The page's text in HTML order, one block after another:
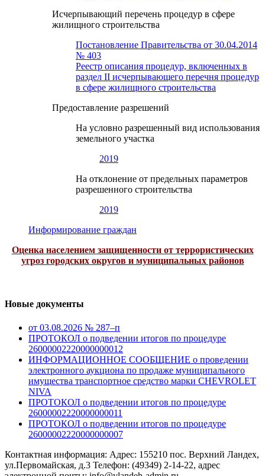
Исчерпывающий перечень процедур в сфере
жилищного строительства
Постановление Правительства от 30.04.2014
№ 403
Реестр описания процедур, включенных в
раздел II исчерпывающего перечня процедур
в сфере жилищного строительства
Предоставление разрешений
На условно разрешенный вид использования
земельного участка
2019
На отклонение от предельных параметров
разрешенного строительства
2019
Информирование граждан
Оценка населением защищенности от террористических
угроз городских округов и муниципальных районов
Новые документы
от 03.08.2026 № 287–п
ПРОТОКОЛ о подведении итогов по процедуре
26000002220000000012
ИНФОРМАЦИОННОЕ СООБЩЕНИЕ о проведении
электронного аукциона по продаже муниципального
имущества транспортное средство марки CHEVROLET
NIVA
ПРОТОКОЛ о подведении итогов по процедуре
26000002220000000011
ПРОТОКОЛ о подведении итогов по процедуре
26000002220000000007
Контактная информация: Адрес: 155210 пос. Верхний Ландех,
ул.Первомайская, д.3 Телефон: (49349) 2-14-22, адрес